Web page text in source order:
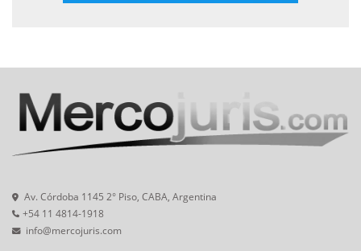
Av. Córdoba 1145 2° Piso, CABA, Argentina
+54 11 4814-1918
info@mercojuris.com